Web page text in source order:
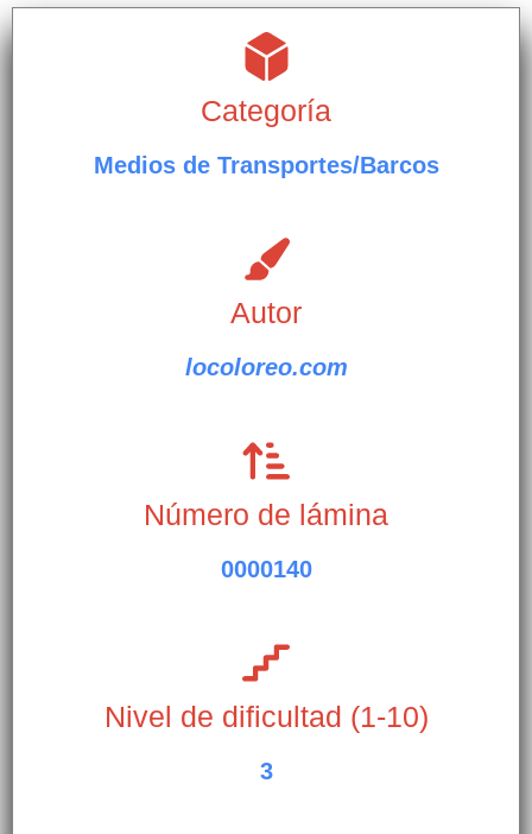
Categoría
Medios de Transportes/Barcos
Autor
locoloreo.com
Número de lámina
0000140
Nivel de dificultad (1-10)
3